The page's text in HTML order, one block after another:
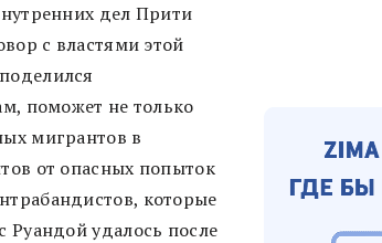
дел Прити
с властями этой
поможет не только
мигрантов в
от опасных попыток
которые
Руандой удалось после